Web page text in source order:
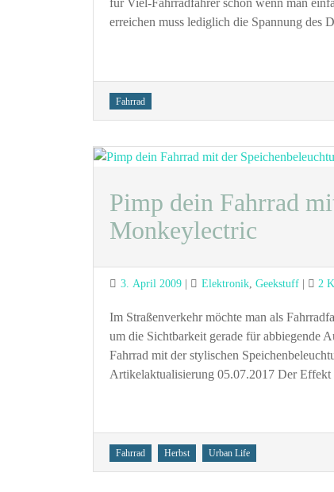
für Viel-Fahrradfahrer schön wenn man
erreichen muss lediglich die Spannung des
Tags
Fahrrad
Pimp dein Fahrrad
Monkeylectric
Posted
3. April 2009 Categories
Elektronik, Geekstuff 2
Im Straßenverkehr möchte man als
um die Sichtbarkeit gerade für abbiegende
Fahrrad mit der stylischen
Artikelaktualisierung 05.07.2017 Der
Tags
Fahrrad Herbst Urban Life